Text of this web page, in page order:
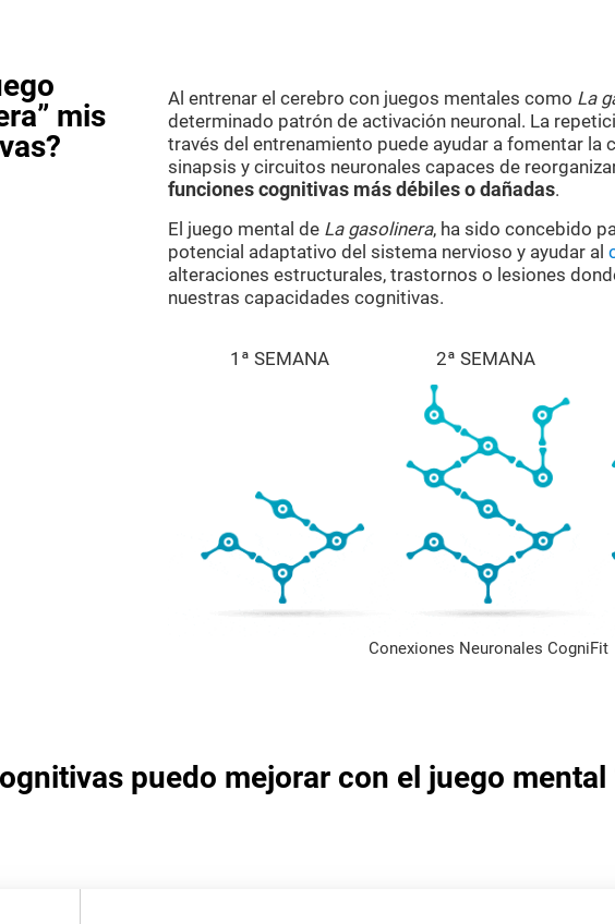
mis
Al entrenar el cerebro con juegos mentales como La
determinado patrón de activación neuronal. La
través del entrenamiento puede ayudar a fomentar la
sinapsis y circuitos neuronales capaces de
funciones cognitivas más débiles o dañadas.
El juego mental de La gasolinera, ha sido concebido
potencial adaptativo del sistema nervioso y ayudar al
alteraciones estructurales, trastornos o lesiones
nuestras capacidades cognitivas.
1ª SEMANA 2ª SEMANA
Conexiones Neuronales CogniFit
puedo mejorar con el juego mental